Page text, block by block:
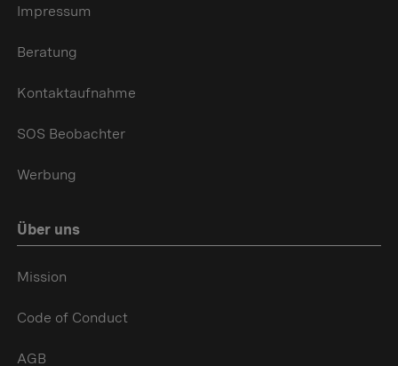
Impressum
Beratung
Kontaktaufnahme
SOS Beobachter
Werbung
Über uns
Mission
Code of Conduct
AGB